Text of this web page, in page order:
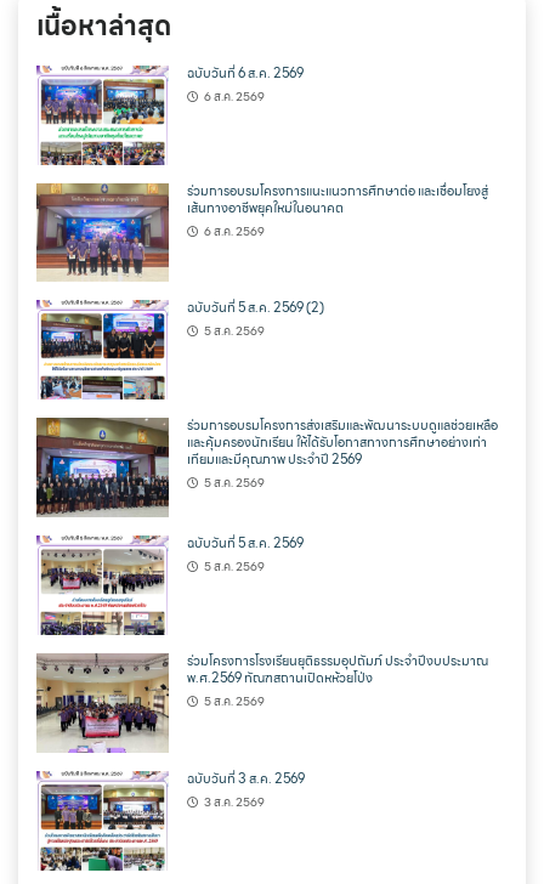
เนื้อหาล่าสุด
ฉบับวันที่ 6 ส.ค. 2569
6 ส.ค. 2569
ร่วมการอบรมโครงการแนะแนวการศึกษาต่อ และเชื่อมโยงสู่
เส้นทางอาชีพยุคใหม่ในอนาคต
6 ส.ค. 2569
ฉบับวันที่ 5 ส.ค. 2569 (2)
5 ส.ค. 2569
ร่วมการอบรมโครงการส่งเสริมและพัฒนาระบบดูแลช่วยเหลือ
และคุ้มครองนักเรียน ให้ได้รับโอกาสทางการศึกษาอย่างเท่า
เทียมและมีคุณภาพ ประจำปี 2569
5 ส.ค. 2569
ฉบับวันที่ 5 ส.ค. 2569
5 ส.ค. 2569
ร่วมโครงการโรงเรียนยุติธรรมอุปถัมภ์ ประจำปีงบประมาณ
พ.ศ.2569 ทัณฑสถานเปิดหห้วยโป่ง
5 ส.ค. 2569
ฉบับวันที่ 3 ส.ค. 2569
3 ส.ค. 2569